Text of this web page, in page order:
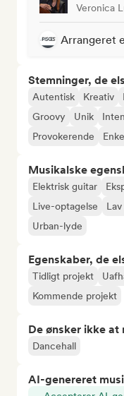
Veronica
Arrangeret
Stemninger, de
Autentisk Kreativ
Groovy
Unik
Provokerende
Musikalske
Elektrisk guitar
Live-optagelse
Urban-lyde
Egenskaber, de
Tidligt projekt
Kommende projekt
De ønsker ikke at
Dancehall
AI-genereret